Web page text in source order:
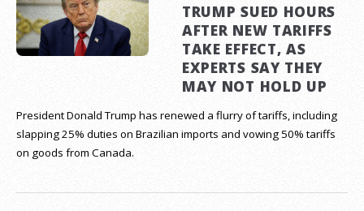
TRUMP SUED HOURS
AFTER NEW TARIFFS
TAKE EFFECT, AS
EXPERTS SAY THEY
MAY NOT HOLD UP
President Donald Trump has renewed a flurry of tariffs, including
slapping 25% duties on Brazilian imports and vowing 50% tariffs
on goods from Canada.